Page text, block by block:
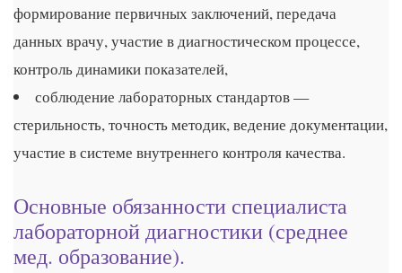
формирование первичных заключений, передача
данных врачу, участие в диагностическом процессе,
контроль динамики показателей,
соблюдение лабораторных стандартов —
стерильность, точность методик, ведение документации,
участие в системе внутреннего контроля качества.
Основные обязанности специалиста
лабораторной диагностики (среднее
мед. образование).